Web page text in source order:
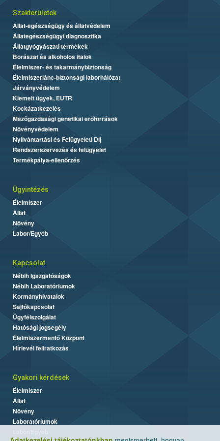
Szakterületek
Állat-egészségügy és állatvédelem
Állategészségügyi diagnosztika
Állatgyógyászati termékek
Borászat és alkoholos italok
Élelmiszer- és takarmánybiztonság
Élelmiszerlánc-biztonsági laborhálózat
Járványvédelem
Kiemelt ügyek, EUTR
Kockázatkezelés
Mezőgazdasági genetikai erőforrások
Növényvédelem
Nyilvántartási és Felügyeleti Díj
Rendszerszervezés és felügyelet
Termékpálya-ellenőrzés
Ügyintézés
Élelmiszer
Állat
Növény
Labor/Egyéb
Kapcsolat
Nébih Igazgatóságok
Nébih Laboratóriumok
Kormányhivatalok
Sajtókapcsolat
Ügyfélszolgálat
Hatósági jogsegély
Élelmiszermentő Központ
Hírlevél feliratkozás
Gyakori kérdések
Élelmiszer
Állat
Növény
Laboratóriumok